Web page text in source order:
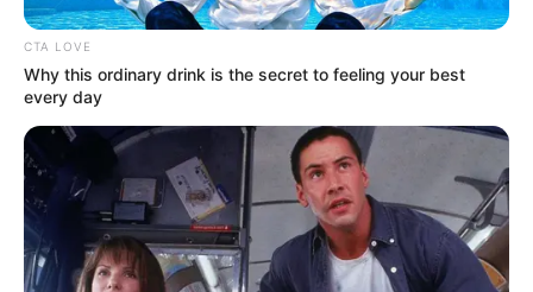
COMPARTIR
ALERTA BOGOTÁ EN GOOGLE NEWS
TEMAS RELACIONADOS
HOMBRE CAPTURADO
INTENTO DE HOMICIDIO
ASESINATO
CAPTURAS
POLICÍA METROPOLITANA DE CARTAGENA
CTA LOVE
Why this ordinary drink is the secret to feeling your best
every day